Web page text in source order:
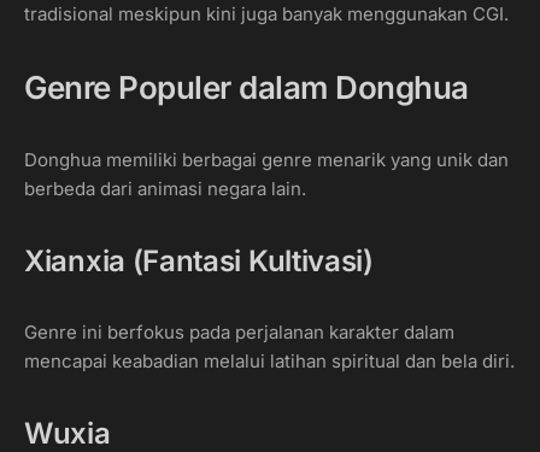
tradisional meskipun kini juga banyak menggunakan CGI.
Genre Populer dalam Donghua
Donghua memiliki berbagai genre menarik yang unik dan
berbeda dari animasi negara lain.
Xianxia (Fantasi Kultivasi)
Genre ini berfokus pada perjalanan karakter dalam
mencapai keabadian melalui latihan spiritual dan bela diri.
Wuxia